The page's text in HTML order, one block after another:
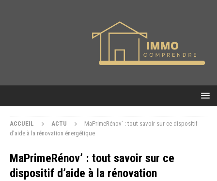
ACCUEIL ACTU
MaPrimeRénov’ : tout savoir sur ce dispositif
d’aide à la rénovation énergétique
MaPrimeRénov’ : tout savoir sur ce
dispositif d’aide à la rénovation